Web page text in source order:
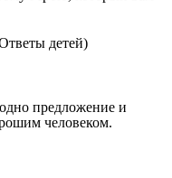
детей)
предложение и
человеком.